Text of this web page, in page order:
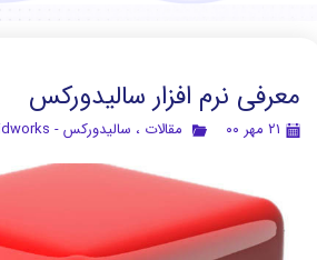
معرفی نرم افزار سالیدورکس
۲۱ مهر ۰۰ مقالات ، سالیدورکس - Solidworks